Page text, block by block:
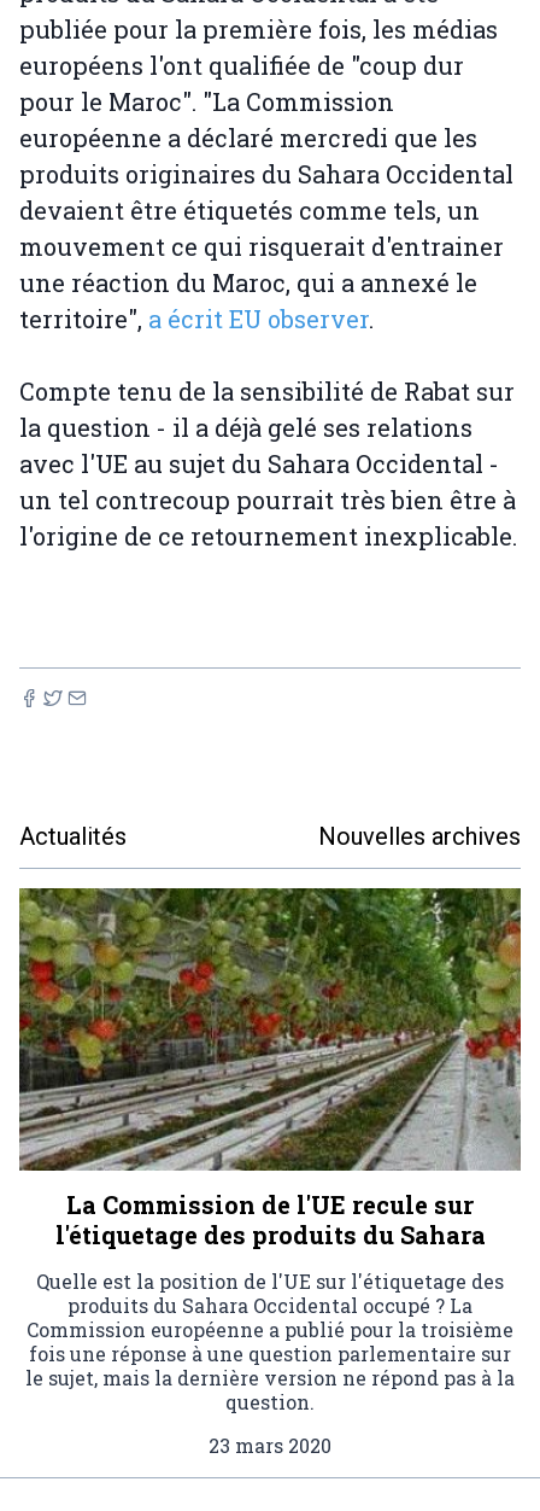
publiée pour la première fois, les médias
européens l'ont qualifiée de "coup dur
pour le Maroc". "La Commission
européenne a déclaré mercredi que les
produits originaires du Sahara Occidental
devaient être étiquetés comme tels, un
mouvement ce qui risquerait d'entrainer
une réaction du Maroc, qui a annexé le
territoire", a écrit EU observer.
Compte tenu de la sensibilité de Rabat sur
la question - il a déjà gelé ses relations
avec l'UE au sujet du Sahara Occidental -
un tel contrecoup pourrait très bien être à
l'origine de ce retournement inexplicable.
Actualités Nouvelles archives
La Commission de l'UE recule sur
l'étiquetage des produits du Sahara
Quelle est la position de l'UE sur l'étiquetage des
produits du Sahara Occidental occupé ? La
Commission européenne a publié pour la troisième
fois une réponse à une question parlementaire sur
le sujet, mais la dernière version ne répond pas à la
question.
23 mars 2020